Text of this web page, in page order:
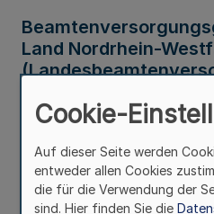
Land Nordrhein-
Gesetz
Cookie-
Auf dieser Seite werden
entweder allen Cookies
die für die Verwendung der
sind. Hier finden Sie die